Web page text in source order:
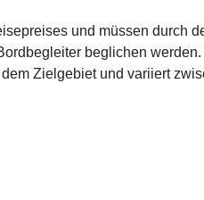
und müssen durch
beglichen
Zielgebiet und variiert